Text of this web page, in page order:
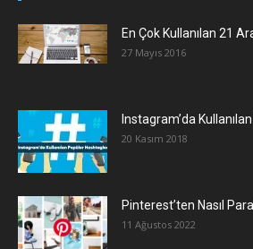
En Çok Kullanılan 21
27 Mayıs 2016
Instagram’da
20 Kasım 2018
Pinterest’ten Nasıl
11 Ağustos 2022